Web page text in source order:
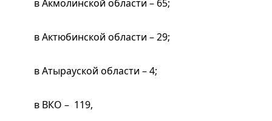
в Акмолинской области – 65;
в Актюбинской области – 29;
в Атырауской области – 4;
в ВКО – 119,